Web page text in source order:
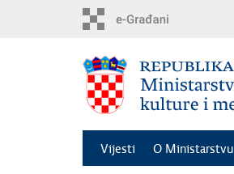
Vijesti O Ministarstvu